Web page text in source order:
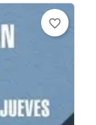
favorite_border